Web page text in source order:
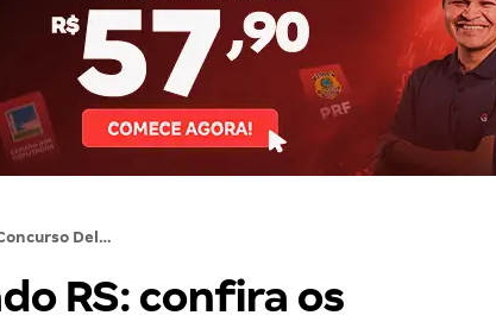
Concurso Delegado RS: confira os comentários dos nossos especialistas! Recursos começam nesta quarta (23)!
RS: confira os